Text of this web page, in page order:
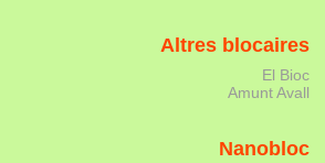
Altres blocaires
El Bioc
Amunt Avall
Nanobloc